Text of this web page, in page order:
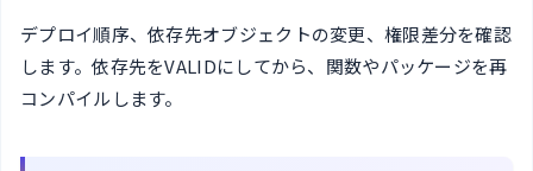
デプロイ順序、依存先オブジェクトの変更、権限差分を確認
します。依存先をVALIDにしてから、関数やパッケージを再
コンパイルします。